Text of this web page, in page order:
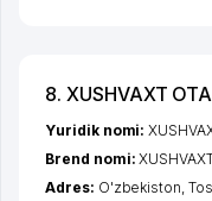
8. XUSHVAXT
Yuridik nomi:
Brend nomi:
Adres: O'zbekiston,